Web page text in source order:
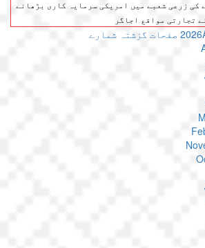
زرعی شعبے میں امریکی سرمایہ کاری بڑھانے
مواقع اجاگر
صفحات گزشتہ شمارے